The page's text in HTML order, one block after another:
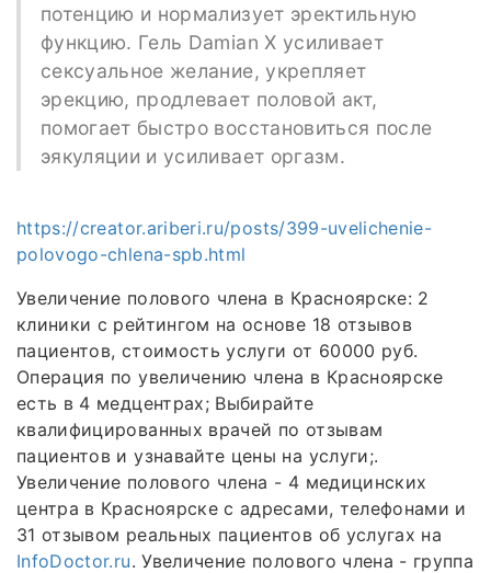
потенцию и нормализует эректильную
функцию. Гель Damian X усиливает
сексуальное желание, укрепляет
эрекцию, продлевает половой акт,
помогает быстро восстановиться после
эякуляции и усиливает оргазм.
https://creator.ariberi.ru/posts/399-uvelichenie-
polovogo-chlena-spb.html
Увеличение полового члена в Красноярске: 2
клиники с рейтингом на основе 18 отзывов
пациентов, стоимость услуги от 60000 руб.
Операция по увеличению члена в Красноярске
есть в 4 медцентрах; Выбирайте
квалифицированных врачей по отзывам
пациентов и узнавайте цены на услуги;.
Увеличение полового члена - 4 медицинских
центра в Красноярске с адресами, телефонами и
31 отзывом реальных пациентов об услугах на
InfoDoctor.ru. Увеличение полового члена - группа